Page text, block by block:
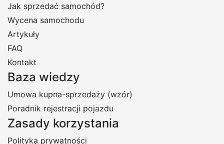
Jak sprzedać samochód?
Wycena samochodu
Artykuły
FAQ
Kontakt
Baza wiedzy
Umowa kupna-sprzedaży (wzór)
Poradnik rejestracji pojazdu
Zasady korzystania
Polityka prywatności